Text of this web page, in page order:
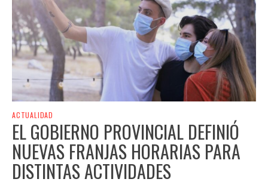
ACTUALIDAD
EL GOBIERNO PROVINCIAL DEFINIÓ
NUEVAS FRANJAS HORARIAS PARA
DISTINTAS ACTIVIDADES